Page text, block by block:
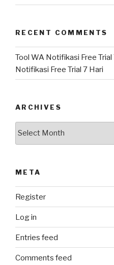
RECENT COMMENTS
Tool WA Notifikasi Free
Notifikasi Free Trial 7 Hari
ARCHIVES
META
Register
Log in
Entries feed
Comments feed